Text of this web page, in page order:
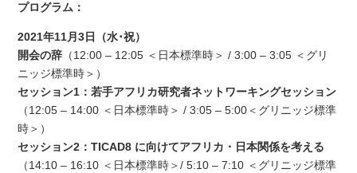
プログラム：
2021年11月3日（水･祝）
開会の辞 （12:00 – 12:05 ＜日本標準時＞ / 3:00 – 3:05 ＜グリ
ニッジ標準時＞）
セッション1：若手アフリカ研究者ネットワーキングセッション
（12:05 – 14:00 ＜日本標準時＞ / 3:05 – 5:00＜グリニッジ標準
時＞）
セッション2：TICAD8 に向けてアフリカ・日本関係を考える
（14:10 – 16:10 ＜日本標準時＞/ 5:10 – 7:10 ＜グリニッジ標準